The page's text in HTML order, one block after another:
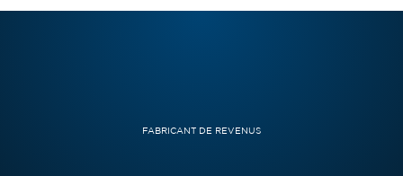
FABRICANT DE REVENUS